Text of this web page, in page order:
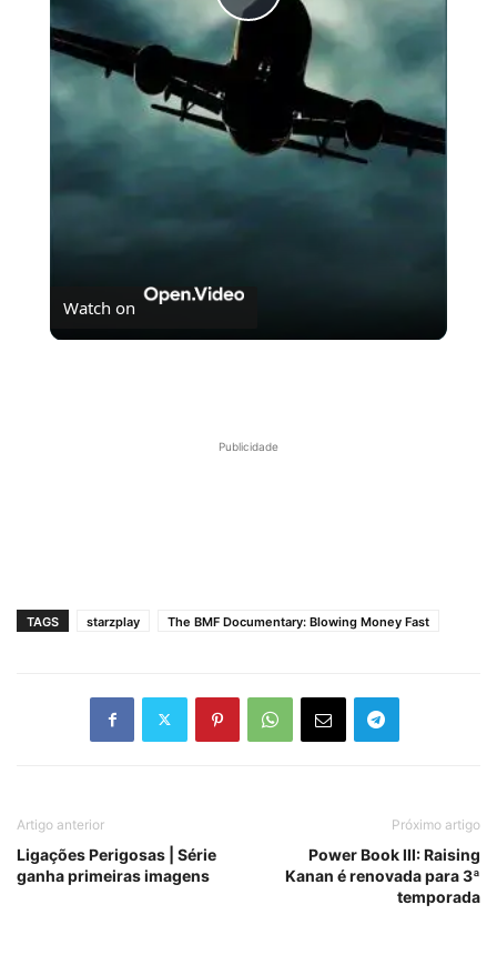
Play
Video
Watch on
Publicidade
TAGS starzplay The BMF Documentary: Blowing Money Fast
Artigo anterior
Ligações Perigosas | Série
ganha primeiras imagens
Próximo artigo
Power Book III: Raising
Kanan é renovada para 3ª
temporada